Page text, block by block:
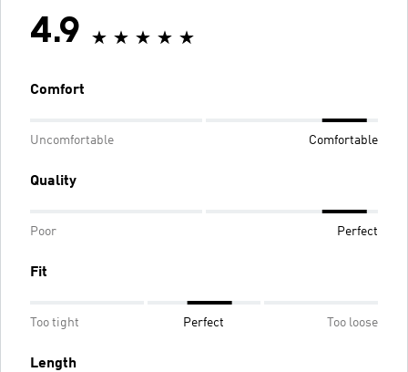
4.9
Comfort
Uncomfortable Comfortable
Quality
Poor Perfect
Fit
Too tight Perfect Too loose
Length